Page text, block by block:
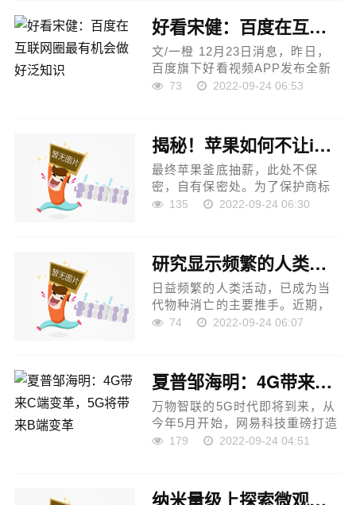
了天。 有序的市场，瞬间被恐...
好看宋健：百度在互联网圈最有机会做好泛知识
文/一橙 12月23日消息，昨日，
百度旗下好看视频APP发布全新
Slogan轻松有收获。百度短视频
知识探索带来的主动流量构建
视...
73 2022-09-24 06:53
揭秘！苹果如何不让iPhone14Pro的「灵动岛」提前泄露的？
最终苹果釜底抽薪，此处不保
密，自有保密处。为了保护商标
的权益，为了守护公司的利益，
发布会的最大惊喜，由牙买...
135 2022-09-24 06:30
研究显示频繁的人类活动让濒危兽类急剧减少
日益频繁的人类活动，已成为当
代物种消亡的主要推手。近期，
中国科学院昆明动物研究所蒋学
动物夜间行为功能多样性...
74 2022-09-24 06:07
夏普邹海明：4G带来C端变革，5G将带来B端变革
万物智联的5G时代即将到来，从
今年5月开始，网易科技重磅打造
5G+访谈，邀请行业内大咖共话
续为大家带来5G最前沿的报
179 2022-09-24 04:51
纳米量级上探索微观世界奥秘